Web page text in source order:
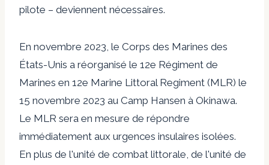
pilote – deviennent nécessaires.
En novembre 2023, le Corps des Marines des
États-Unis a réorganisé le 12e Régiment de
Marines en 12e Marine Littoral Regiment (MLR) le
15 novembre 2023 au Camp Hansen à Okinawa.
Le MLR sera en mesure de répondre
immédiatement aux urgences insulaires isolées.
En plus de l'unité de combat littorale, de l'unité de